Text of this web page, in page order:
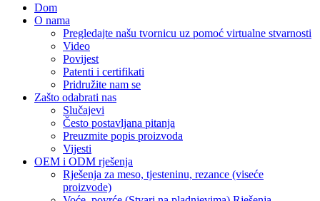
Dom
O nama
Pregledajte našu tvornicu uz pomoć virtualne stvarnosti
Video
Povijest
Patenti i certifikati
Pridružite nam se
Zašto odabrati nas
Slučajevi
Često postavljana pitanja
Preuzmite popis proizvoda
Vijesti
OEM i ODM rješenja
Rješenja za meso, tjesteninu, rezance (viseće
proizvode)